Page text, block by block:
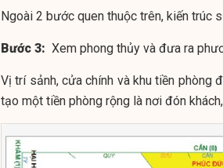
Ngoài 2 bước quen thuộc trên, kiến trúc
Bước 3: Xem phong thủy và đưa ra
Vị trí sảnh, cửa chính và khu tiền phòng
tạo một tiền phòng rộng là nơi đón